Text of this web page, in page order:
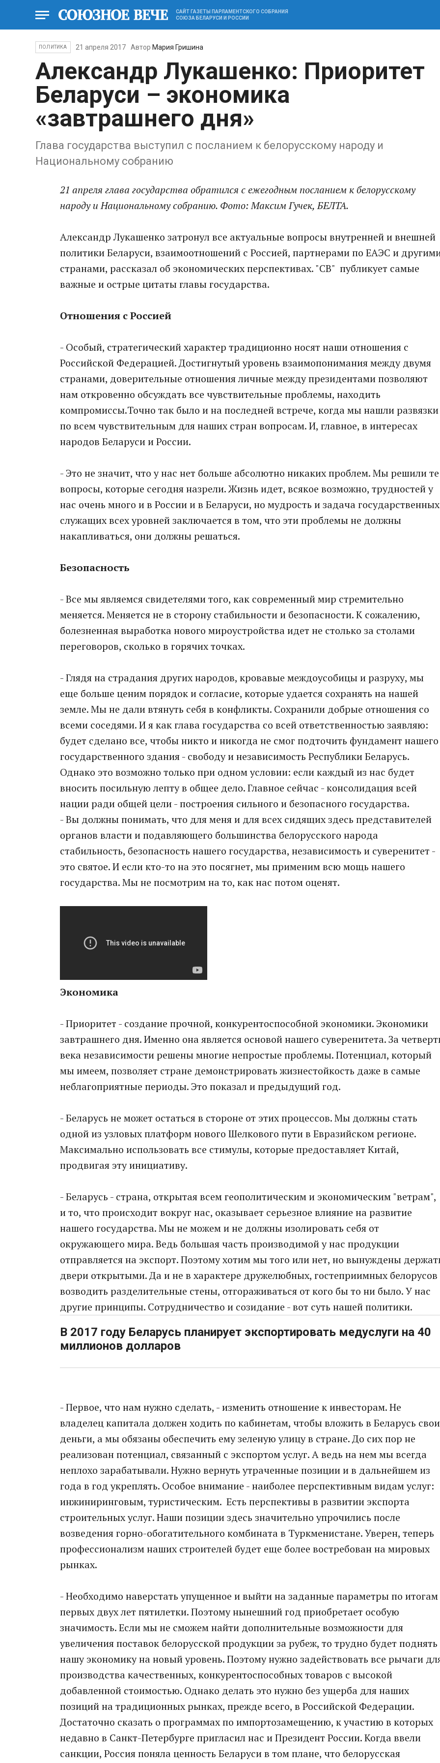
САЙТ ГАЗЕТЫ ПАРЛАМЕНТСКОГО СОБРАНИЯ
СОЮЗА БЕЛАРУСИ И РОССИИ
ПОЛИТИКА 21 апреля 2017 Автор Мария Гришина
Александр Лукашенко: Приоритет
Беларуси – экономика
«завтрашнего дня»
Глава государства выступил с посланием к белорусскому народу и
Национальному собранию
21 апреля глава государства обратился с ежегодным посланием к белорусскому
народу и Национальному собранию. Фото: Максим Гучек, БЕЛТА.
Александр Лукашенко затронул все актуальные вопросы внутренней и внешней
политики Беларуси, взаимоотношений с Россией, партнерами по ЕАЭС и
странами, рассказал об экономических перспективах. "СВ" публикует самые
важные и острые цитаты главы государства.
Отношения с Россией
- Особый, стратегический характер традиционно носят наши отношения с
Российской Федерацией. Достигнутый уровень взаимопонимания между двумя
странами, доверительные отношения личные между президентами позволяют
нам откровенно обсуждать все чувствительные проблемы, находить
компромиссы.Точно так было и на последней встрече, когда мы нашли развязки
по всем чувствительным для наших стран вопросам. И, главное, в интересах
народов Беларуси и России.
- Это не значит, что у нас нет больше абсолютно никаких проблем. Мы решили те
вопросы, которые сегодня назрели. Жизнь идет, всякое возможно, трудностей у
нас очень много и в России и в Беларуси, но мудрость и задача государственных
служащих всех уровней заключается в том, что эти проблемы не должны
накапливаться, они должны решаться.
Безопасность
- Все мы являемся свидетелями того, как современный мир стремительно
меняется. Меняется не в сторону стабильности и безопасности. К сожалению,
болезненная выработка нового мироустройства идет не столько за столами
переговоров, сколько в горячих точках.
- Глядя на страдания других народов, кровавые междоусобицы и разруху, мы
еще больше ценим порядок и согласие, которые удается сохранять на нашей
земле. Мы не дали втянуть себя в конфликты. Сохранили добрые отношения со
всеми соседями. И я как глава государства со всей ответственностью заявляю:
будет сделано все, чтобы никто и никогда не смог подточить фундамент нашего
государственного здания - свободу и независимость Республики Беларусь.
Однако это возможно только при одном условии: если каждый из нас будет
вносить посильную лепту в общее дело. Главное сейчас - консолидация всей
нации ради общей цели - построения сильного и безопасного государства.
- Вы должны понимать, что для меня и для всех сидящих здесь представителей
органов власти и подавляющего большинства белорусского народа
стабильность, безопасность нашего государства, независимость и суверенитет -
это святое. И если кто-то на это посягнет, мы применим всю мощь нашего
государства. Мы не посмотрим на то, как нас потом оценят.
Экономика
- Приоритет - создание прочной, конкурентоспособной экономики. Экономики
завтрашнего дня. Именно она является основой нашего суверенитета. За
века независимости решены многие непростые проблемы. Потенциал, который
мы имеем, позволяет стране демонстрировать жизнестойкость даже в самые
неблагоприятные периоды. Это показал и предыдущий год.
- Беларусь не может остаться в стороне от этих процессов. Мы должны стать
одной из узловых платформ нового Шелкового пути в Евразийском регионе.
Максимально использовать все стимулы, которые предоставляет Китай,
продвигая эту инициативу.
- Беларусь - страна, открытая всем геополитическим и экономическим "ветрам",
и то, что происходит вокруг нас, оказывает серьезное влияние на развитие
нашего государства. Мы не можем и не должны изолировать себя от
окружающего мира. Ведь большая часть производимой у нас продукции
отправляется на экспорт. Поэтому хотим мы того или нет, но вынуждены
двери открытыми. Да и не в характере дружелюбных, гостеприимных белорусов
возводить разделительные стены, отгораживаться от кого бы то ни было. У нас
другие принципы. Сотрудничество и созидание - вот суть нашей политики.
В 2017 году Беларусь планирует экспортировать медуслуги на 40
миллионов долларов
- Первое, что нам нужно сделать, - изменить отношение к инвесторам. Не
владелец капитала должен ходить по кабинетам, чтобы вложить в Беларусь свои
деньги, а мы обязаны обеспечить ему зеленую улицу в стране. До сих пор не
реализован потенциал, связанный с экспортом услуг. А ведь на нем мы всегда
неплохо зарабатывали. Нужно вернуть утраченные позиции и в дальнейшем из
года в год укреплять. Особое внимание - наиболее перспективным видам услуг:
инжиниринговым, туристическим. Есть перспективы в развитии экспорта
строительных услуг. Наши позиции здесь значительно упрочились после
возведения горно-обогатительного комбината в Туркменистане. Уверен, теперь
профессионализм наших строителей будет еще более востребован на мировых
рынках.
- Необходимо наверстать упущенное и выйти на заданные параметры по итогам
первых двух лет пятилетки. Поэтому нынешний год приобретает особую
значимость. Если мы не сможем найти дополнительные возможности для
увеличения поставок белорусской продукции за рубеж, то трудно будет поднять
нашу экономику на новый уровень. Поэтому нужно задействовать все рычаги
производства качественных, конкурентоспособных товаров с высокой
добавленной стоимостью. Однако делать это нужно без ущерба для наших
позиций на традиционных рынках, прежде всего, в Российской Федерации.
Достаточно сказать о программах по импортозамещению, к участию в которых
недавно в Санкт-Петербурге пригласил нас и Президент России. Когда ввели
санкции, Россия поняла ценность Беларуси в том плане, что белорусская